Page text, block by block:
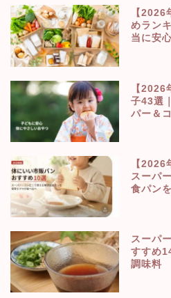
【2026
めラン
当に安
【2026
子43選
パー＆
【2026
スーパ
食パン
スーパ
すすめ
調味料